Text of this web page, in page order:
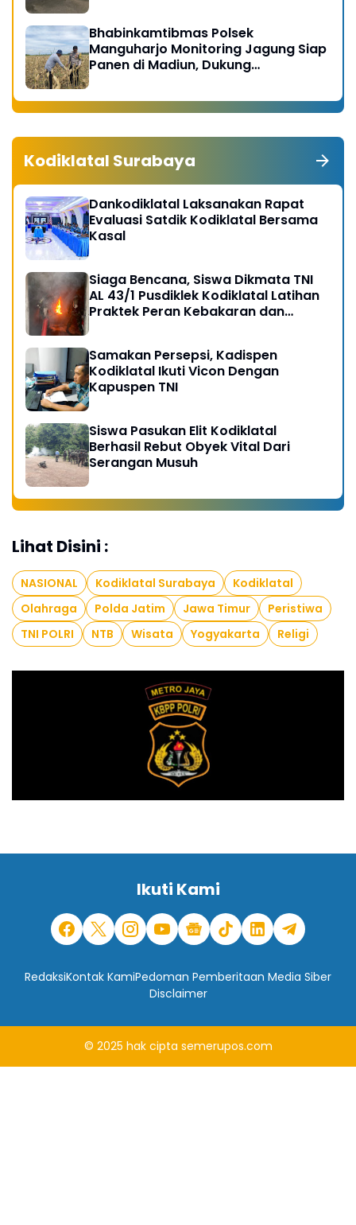
Bhabinkamtibmas Polsek
Manguharjo Monitoring Jagung Siap
Panen di Madiun, Dukung
Kodiklatal Surabaya
Dankodiklatal Laksanakan Rapat
Evaluasi Satdik Kodiklatal Bersama
Kasal
Siaga Bencana, Siswa Dikmata TNI
AL 43/1 Pusdiklek Kodiklatal Latihan
Praktek Peran Kebakaran dan
Samakan Persepsi, Kadispen
Kodiklatal Ikuti Vicon Dengan
Kapuspen TNI
Siswa Pasukan Elit Kodiklatal
Berhasil Rebut Obyek Vital Dari
Serangan Musuh
Lihat Disini :
NASIONAL Kodiklatal Surabaya
Kodiklatal
Olahraga
Polda Jatim Jawa Timur
Peristiwa
TNI POLRI
NTB Wisata Yogyakarta Religi
Ikuti Kami
RedaksiKontak KamiPedoman Pemberitaan Media Siber
Disclaimer
© 2025 hak cipta semerupos.com